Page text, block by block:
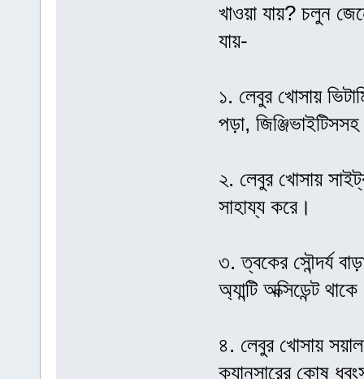
খাওয়া যায়? চলুন
যায়-
১. লেবুর খোসায়
পড়া,
২. লেবুর খোসায়
সাহায্য করে।
৩. ত্বকের সৌন্দর্য
অ্যান্টি অক্সিডেন্ট
৪. লেবুর খোসায়
ক্যানসারের কোষ